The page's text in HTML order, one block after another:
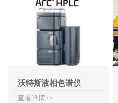
沃特斯液相色谱仪
ARC
查看详情>>